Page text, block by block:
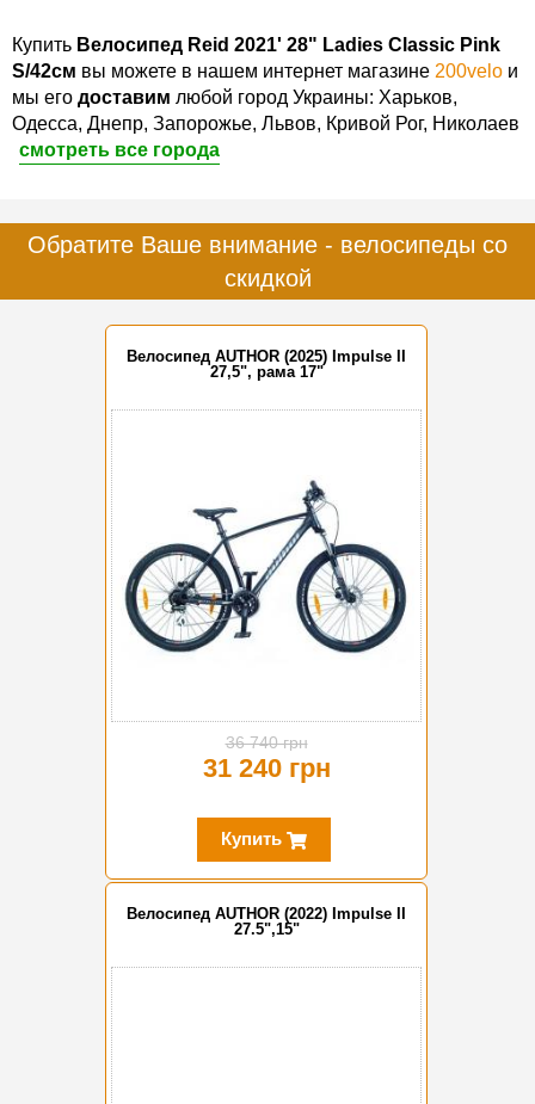
Купить Велосипед Reid 2021' 28" Ladies Classic Pink
S/42см вы можете в нашем интернет магазине 200velo и
мы его доставим любой город Украины: Харьков,
Одесса, Днепр, Запорожье, Львов, Кривой Рог, Николаев
смотреть все города
Обратите Ваше внимание - велосипеды со
скидкой
Велосипед AUTHOR (2025) Impulse II
27,5", рама 17"
36 740 грн
31 240 грн
Купить
Велосипед AUTHOR (2022) Impulse II
27.5",15"